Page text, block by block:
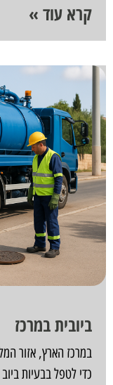
קרא עוד »
ביובית במרכז
במרכז הארץ, אזור
כדי לטפל בבעיות